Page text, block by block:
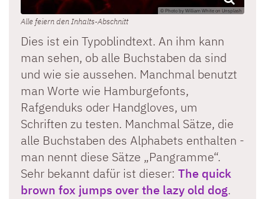
© Photo by William White on Unsplash
Alle feiern den Inhalts-Abschnitt
Dies ist ein Typoblindtext. An ihm kann
man sehen, ob alle Buchstaben da sind
und wie sie aussehen. Manchmal benutzt
man Worte wie Hamburgefonts,
Rafgenduks oder Handgloves, um
Schriften zu testen. Manchmal Sätze, die
alle Buchstaben des Alphabets enthalten -
man nennt diese Sätze „Pangramme“.
Sehr bekannt dafür ist dieser: The quick
brown fox jumps over the lazy old dog.